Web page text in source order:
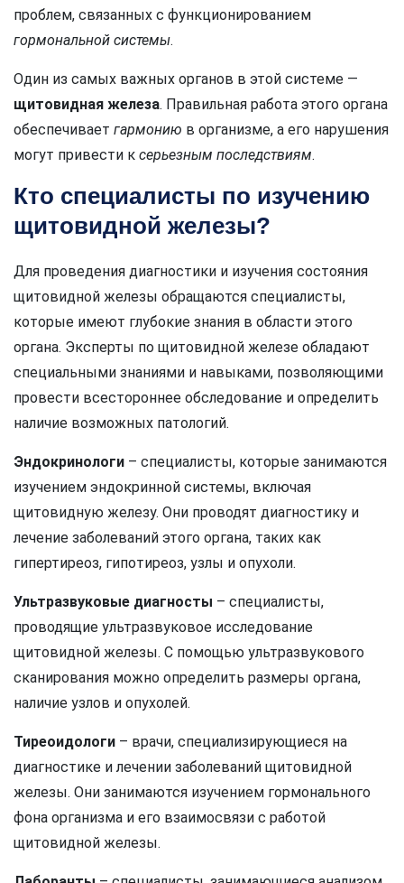
проблем, связанных с функционированием
гормональной системы.
Один из самых важных органов в этой системе —
щитовидная железа. Правильная работа этого органа
обеспечивает гармонию в организме, а его нарушения
могут привести к серьезным последствиям.
Кто специалисты по изучению
щитовидной железы?
Для проведения диагностики и изучения состояния
щитовидной железы обращаются специалисты,
которые имеют глубокие знания в области этого
органа. Эксперты по щитовидной железе обладают
специальными знаниями и навыками, позволяющими
провести всестороннее обследование и определить
наличие возможных патологий.
Эндокринологи – специалисты, которые занимаются
изучением эндокринной системы, включая
щитовидную железу. Они проводят диагностику и
лечение заболеваний этого органа, таких как
гипертиреоз, гипотиреоз, узлы и опухоли.
Ультразвуковые диагносты – специалисты,
проводящие ультразвуковое исследование
щитовидной железы. С помощью ультразвукового
сканирования можно определить размеры органа,
наличие узлов и опухолей.
Тиреоидологи – врачи, специализирующиеся на
диагностике и лечении заболеваний щитовидной
железы. Они занимаются изучением гормонального
фона организма и его взаимосвязи с работой
щитовидной железы.